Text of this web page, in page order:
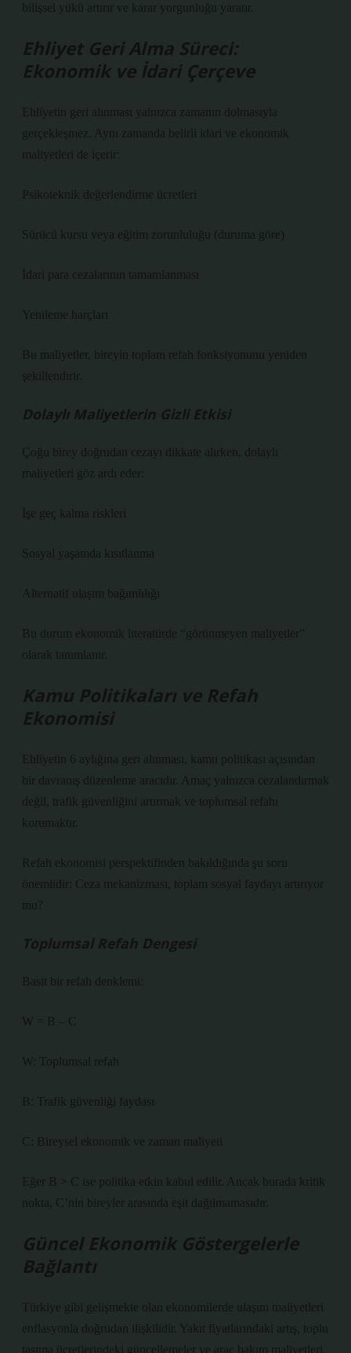
bilişsel yükü artırır ve karar yorgunluğu yaratır.
Ehliyet Geri Alma Süreci:
Ekonomik ve İdari Çerçeve
Ehliyetin geri alınması yalnızca zamanın dolmasıyla
gerçekleşmez. Aynı zamanda belirli idari ve ekonomik
maliyetleri de içerir:
Psikoteknik değerlendirme ücretleri
Sürücü kursu veya eğitim zorunluluğu (duruma göre)
İdari para cezalarının tamamlanması
Yenileme harçları
Bu maliyetler, bireyin toplam refah fonksiyonunu yeniden
şekillendirir.
Dolaylı Maliyetlerin Gizli Etkisi
Çoğu birey doğrudan cezayı dikkate alırken, dolaylı
maliyetleri göz ardı eder:
İşe geç kalma riskleri
Sosyal yaşamda kısıtlanma
Alternatif ulaşım bağımlılığı
Bu durum ekonomik literatürde “görünmeyen maliyetler”
olarak tanımlanır.
Kamu Politikaları ve Refah
Ekonomisi
Ehliyetin 6 aylığına geri alınması, kamu politikası açısından
bir davranış düzenleme aracıdır. Amaç yalnızca cezalandırmak
değil, trafik güvenliğini artırmak ve toplumsal refahı
korumaktır.
Refah ekonomisi perspektifinden bakıldığında şu soru
önemlidir: Ceza mekanizması, toplam sosyal faydayı artırıyor
mu?
Toplumsal Refah Dengesi
Basit bir refah denklemi:
W = B – C
W: Toplumsal refah
B: Trafik güvenliği faydası
C: Bireysel ekonomik ve zaman maliyeti
Eğer B > C ise politika etkin kabul edilir. Ancak burada kritik
nokta, C’nin bireyler arasında eşit dağılmamasıdır.
Güncel Ekonomik Göstergelerle
Bağlantı
Türkiye gibi gelişmekte olan ekonomilerde ulaşım maliyetleri
enflasyonla doğrudan ilişkilidir. Yakıt fiyatlarındaki artış, toplu
taşıma ücretlerindeki güncellemeler ve araç bakım maliyetleri,